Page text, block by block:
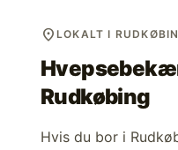
location_on LOKALT I
Rudkøbing
Hvis du bor i